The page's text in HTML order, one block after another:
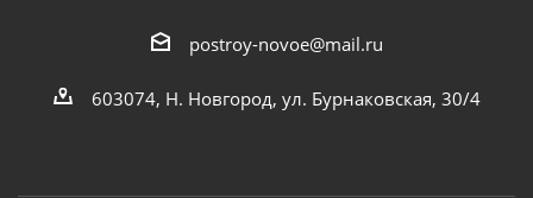
postroy-novoe@mail.ru
603074, Н. Новгород, ул. Бурнаковская, 30/4